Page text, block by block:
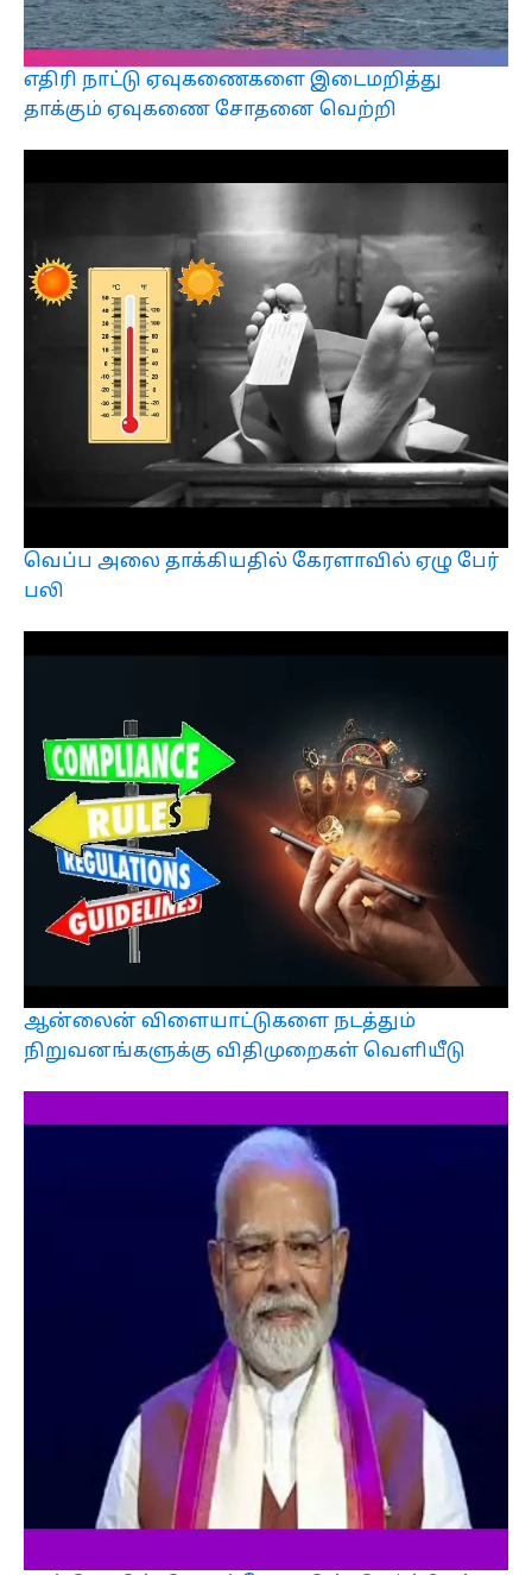
எதிரி நாட்டு ஏவுகணைகளை இடைமறித்து
தாக்கும் ஏவுகணை சோதனை வெற்றி
வெப்ப அலை தாக்கியதில் கேரளாவில் ஏழு பேர்
பலி
ஆன்லைன் விளையாட்டுகளை நடத்தும்
நிறுவனங்களுக்கு விதிமுறைகள் வெளியீடு